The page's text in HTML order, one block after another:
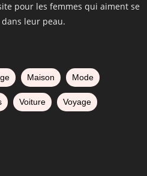
pour les femmes qui aiment se
leur peau.
Maison Mode
Voiture Voyage